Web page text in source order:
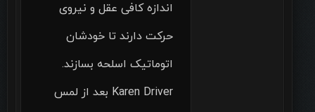
اندازه کافی عقل و نیروی
حرکت دارند تا خودشان
اتوماتیک اسلحه بسازند.
Karen Driver بعد از لمس